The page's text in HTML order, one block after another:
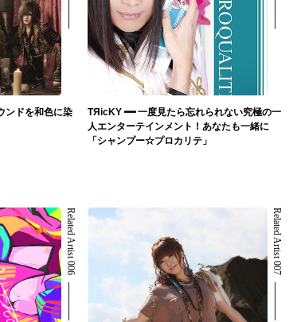
ンドを和色に染
TЯicKY ━━ 一度見たら忘れられない究極の一
人エンターテインメント！あなたも一緒に
「シャンプー☆プロカリテ」
Related Artist 006 Related Artist 007